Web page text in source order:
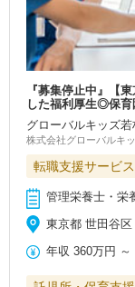
『募集停止中』【
した福利厚生◎保育
グローバルキッズ若
株式会社グローバルキ
転職支援サービ
管理栄養士・栄
東京都 世田谷
年収 360万円 ～